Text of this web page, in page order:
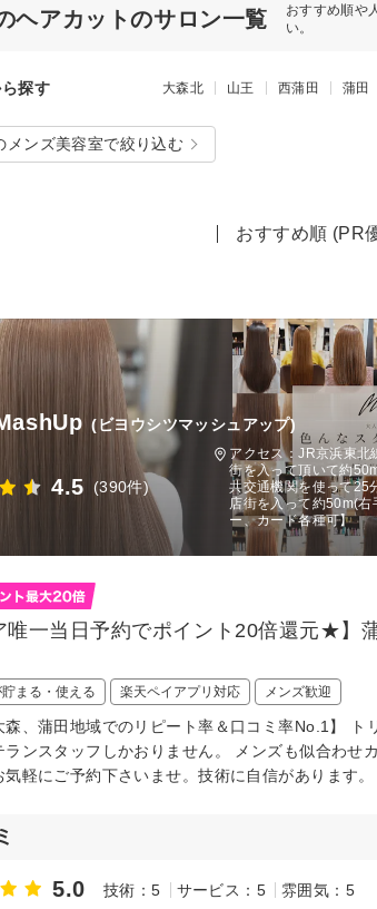
ヘアカットのサロン一覧
おすすめ順や
い。
探す 大森北 山王 西蒲田 蒲田
メンズ美容室で絞り込む
おすすめ順 (PR
(ビヨウシツマッシュアップ)
4.5 (390件)
アクセス：JR京浜東
街を入って頂いて約
共交通機関を使って25
店街を入って約50m(
ー、カード各種可】
唯一当日予約でポイント20倍還元★】
まる・使える 楽天ペイアプリ対応 メンズ歓迎
森、蒲田地域でのリピート率＆口コミ率No.1】
ランスタッフしかおりません。 メンズも似合わせ
気軽にご予約下さいませ。技術に自信があります。
5.0 技術：5 サービス：5 雰囲気：5